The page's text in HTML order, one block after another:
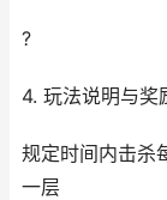
?
4. 玩法说明与奖
规定时间内击杀
一层